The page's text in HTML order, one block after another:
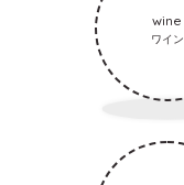
wine
ワイン